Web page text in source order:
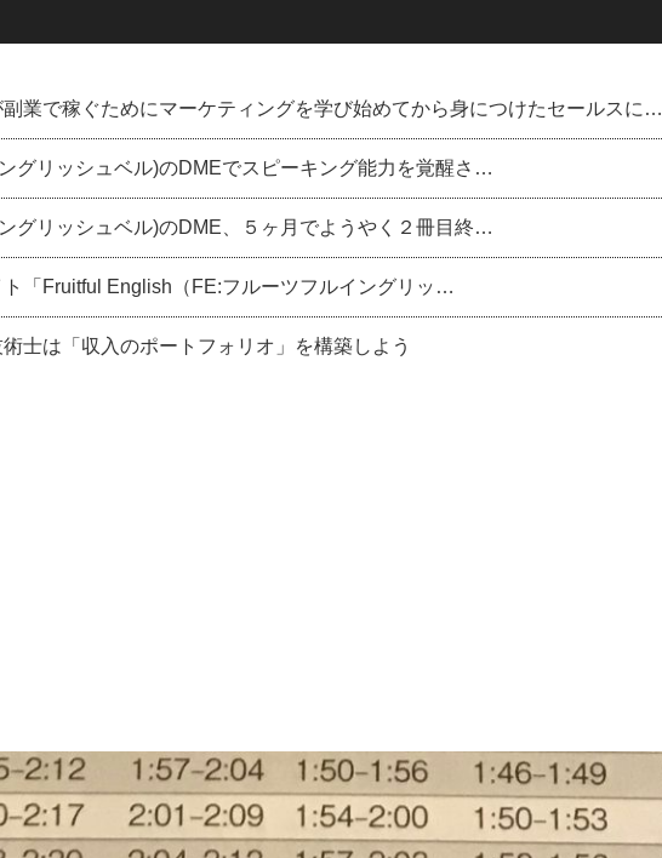
業で稼ぐためにマーケティングを学び始めてから身につけたセールスに…
グリッシュベル)のDMEでスピーキング能力を覚醒さ…
グリッシュベル)のDME、５ヶ月でようやく２冊目終…
「Fruitful English（FE:フルーツフルイングリッ…
士は「収入のポートフォリオ」を構築しよう